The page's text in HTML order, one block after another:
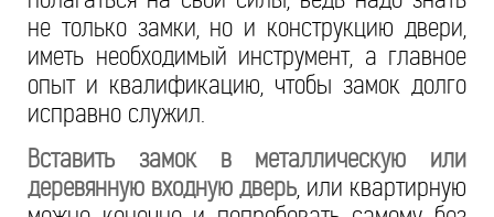
не только замки, но и конструкцию двери,
иметь необходимый инструмент, а главное
опыт и квалификацию, чтобы замок долго
исправно служил.
Вставить замок в металлическую или
деревянную входную дверь, или квартирную